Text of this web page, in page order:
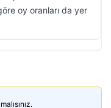
oy oranları da yer